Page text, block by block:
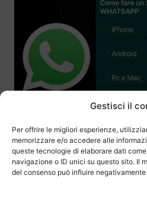
Gestisci il
Per offrire le migliori esperienze,
memorizzare e/o accedere alle
queste tecnologie di elaborare dati
navigazione o ID unici su questo sito. Il
del consenso può influire
ANDROID APPLE PC E GAMING
Come fare un
guida passo passo
by Vittorio Tiso 21 Luglio 2026